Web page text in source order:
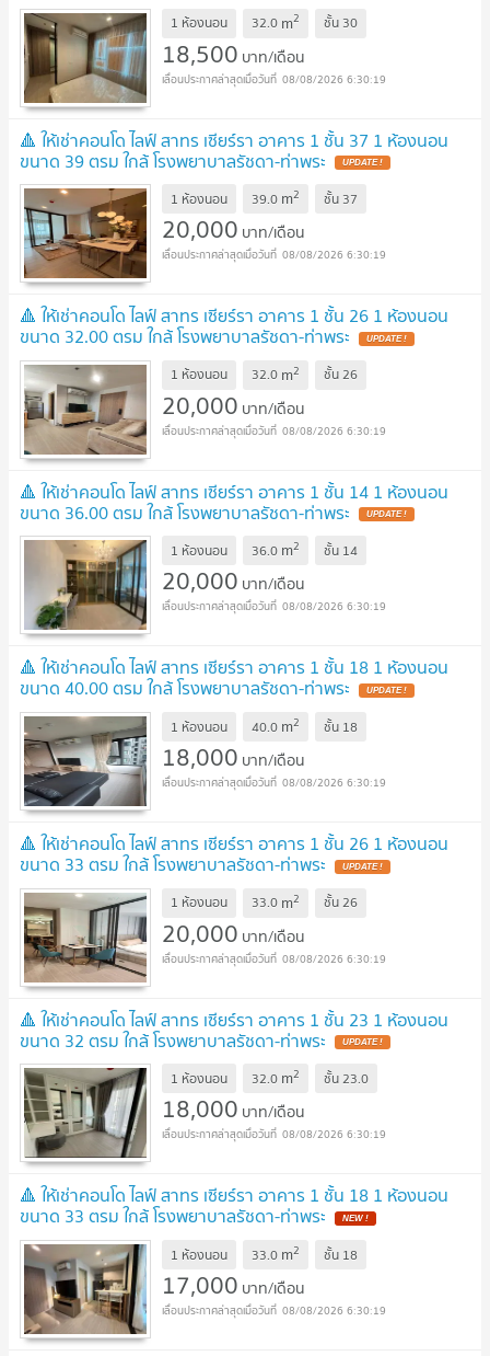
1 ห้องนอน 32.0 m2 ชั้น 30
18,500 บาท/เดือน
08/08/2026 6:30:19
🔺 ให้เช่าคอนโด ไลฟ์ สาทร เซียร์รา อาคาร 1 ชั้น 37 1 ห้องนอน
ขนาด 39 ตรม ใกล้ โรงพยาบาลรัชดา-ท่าพระ
1 ห้องนอน 39.0 m2 ชั้น 37
20,000 บาท/เดือน
08/08/2026 6:30:19
🔺 ให้เช่าคอนโด ไลฟ์ สาทร เซียร์รา อาคาร 1 ชั้น 26 1 ห้องนอน
ขนาด 32.00 ตรม ใกล้ โรงพยาบาลรัชดา-ท่าพระ
1 ห้องนอน 32.0 m2 ชั้น26
20,000 บาท/เดือน
08/08/2026 6:30:19
🔺 ให้เช่าคอนโด ไลฟ์ สาทร เซียร์รา อาคาร 1 ชั้น 14 1 ห้องนอน
ขนาด 36.00 ตรม ใกล้ โรงพยาบาลรัชดา-ท่าพระ
1 ห้องนอน 36.0 m2 ชั้น 14
20,000 บาท/เดือน
08/08/2026 6:30:19
🔺 ให้เช่าคอนโด ไลฟ์ สาทร เซียร์รา อาคาร 1 ชั้น 18 1 ห้องนอน
ขนาด 40.00 ตรม ใกล้ โรงพยาบาลรัชดา-ท่าพระ
1 ห้องนอน 40.0 m2 ชั้น 18
18,000 บาท/เดือน
08/08/2026 6:30:19
🔺 ให้เช่าคอนโด ไลฟ์ สาทร เซียร์รา อาคาร 1 ชั้น 26 1 ห้องนอน
ขนาด 33 ตรม ใกล้ โรงพยาบาลรัชดา-ท่าพระ
1 ห้องนอน 33.0 m2 ชั้น26
20,000 บาท/เดือน
08/08/2026 6:30:19
🔺 ให้เช่าคอนโด ไลฟ์ สาทร เซียร์รา อาคาร 1 ชั้น 23 1 ห้องนอน
ขนาด 32 ตรม ใกล้ โรงพยาบาลรัชดา-ท่าพระ
1 ห้องนอน 32.0 m2 ชั้น23.0
18,000 บาท/เดือน
08/08/2026 6:30:19
🔺 ให้เช่าคอนโด ไลฟ์ สาทร เซียร์รา อาคาร 1 ชั้น 18 1 ห้องนอน
ขนาด 33 ตรม ใกล้ โรงพยาบาลรัชดา-ท่าพระ
1 ห้องนอน 33.0 m2 ชั้น 18
17,000 บาท/เดือน
08/08/2026 6:30:19